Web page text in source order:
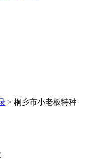
> 桐乡市小老板特种